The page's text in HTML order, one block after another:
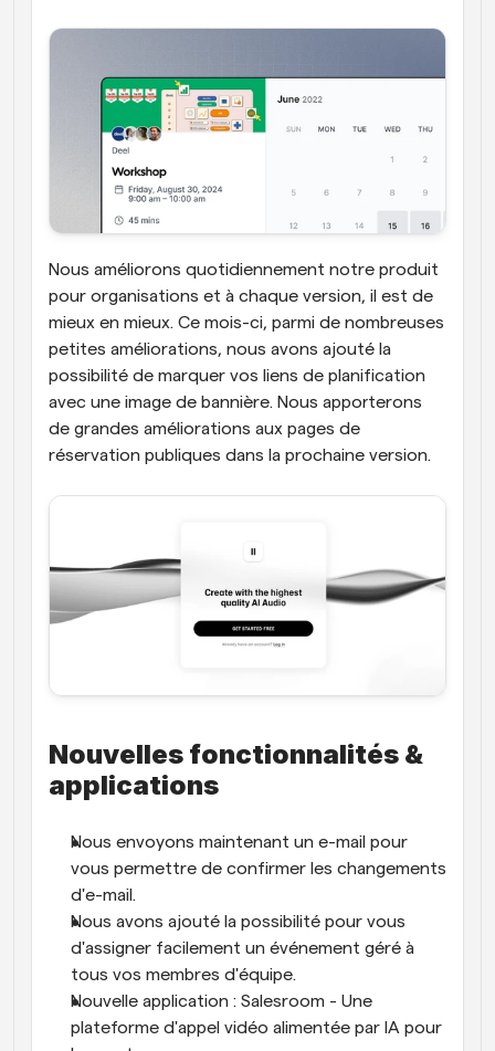
Nous améliorons quotidiennement notre produit
pour organisations et à chaque version, il est de
mieux en mieux. Ce mois-ci, parmi de nombreuses
petites améliorations, nous avons ajouté la
possibilité de marquer vos liens de planification
avec une image de bannière. Nous apporterons
de grandes améliorations aux pages de
réservation publiques dans la prochaine version.
Nouvelles fonctionnalités &
applications
Nous envoyons maintenant un e-mail pour
vous permettre de confirmer les changements
d'e-mail.
Nous avons ajouté la possibilité pour vous
d'assigner facilement un événement géré à
tous vos membres d'équipe.
Nouvelle application : Salesroom - Une
plateforme d'appel vidéo alimentée par IA pour